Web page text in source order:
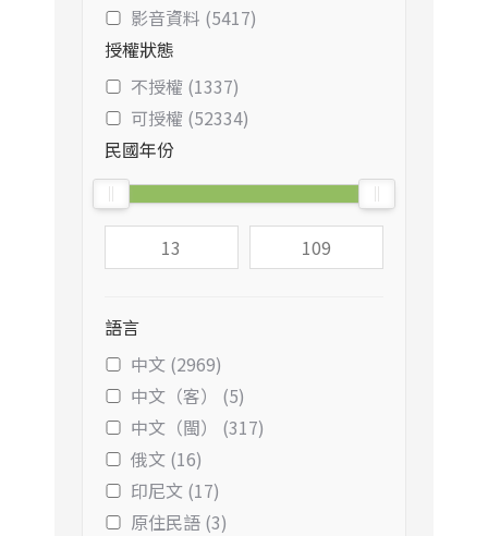
影音資料 (5417)
授權狀態
不授權 (1337)
可授權 (52334)
民國年份
語言
中文 (2969)
中文（客） (5)
中文（閩） (317)
俄文 (16)
印尼文 (17)
原住民語 (3)